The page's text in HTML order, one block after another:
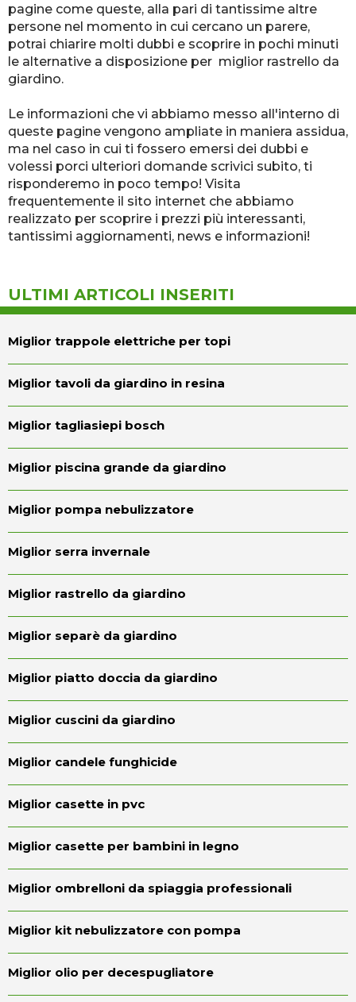
pagine come queste, alla pari di tantissime altre
persone nel momento in cui cercano un parere,
potrai chiarire molti dubbi e scoprire in pochi minuti
le alternative a disposizione per miglior rastrello da
giardino.
Le informazioni che vi abbiamo messo all'interno di
queste pagine vengono ampliate in maniera assidua,
ma nel caso in cui ti fossero emersi dei dubbi e
volessi porci ulteriori domande scrivici subito, ti
risponderemo in poco tempo! Visita
frequentemente il sito internet che abbiamo
realizzato per scoprire i prezzi più interessanti,
tantissimi aggiornamenti, news e informazioni!
ULTIMI ARTICOLI INSERITI
Miglior trappole elettriche per topi
Miglior tavoli da giardino in resina
Miglior tagliasiepi bosch
Miglior piscina grande da giardino
Miglior pompa nebulizzatore
Miglior serra invernale
Miglior rastrello da giardino
Miglior separè da giardino
Miglior piatto doccia da giardino
Miglior cuscini da giardino
Miglior candele funghicide
Miglior casette in pvc
Miglior casette per bambini in legno
Miglior ombrelloni da spiaggia professionali
Miglior kit nebulizzatore con pompa
Miglior olio per decespugliatore